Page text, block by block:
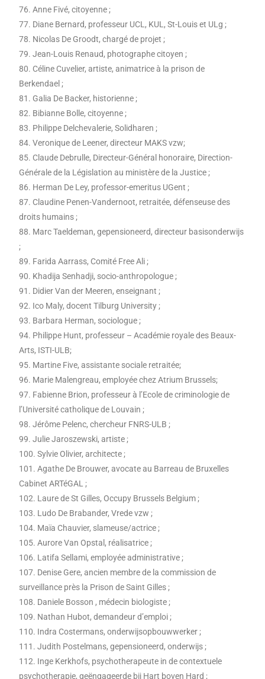
76. Anne Fivé, citoyenne ;
77. Diane Bernard, professeur UCL, KUL, St-Louis et ULg ;
78. Nicolas De Groodt, chargé de projet ;
79. Jean-Louis Renaud, photographe citoyen ;
80. Céline Cuvelier, artiste, animatrice à la prison de
Berkendael ;
81. Galia De Backer, historienne ;
82. Bibianne Bolle, citoyenne ;
83. Philippe Delchevalerie, Solidharen ;
84. Veronique de Leener, directeur MAKS vzw;
85. Claude Debrulle, Directeur-Général honoraire, Direction-
Générale de la Législation au ministère de la Justice ;
86. Herman De Ley, professor-emeritus UGent ;
87. Claudine Penen-Vandernoot, retraitée, défenseuse des
droits humains ;
88. Marc Taeldeman, gepensioneerd, directeur basisonderwijs
;
89. Farida Aarrass, Comité Free Ali ;
90. Khadija Senhadji, socio-anthropologue ;
91. Didier Van der Meeren, enseignant ;
92. Ico Maly, docent Tilburg University ;
93. Barbara Herman, sociologue ;
94. Philippe Hunt, professeur – Académie royale des Beaux-
Arts, ISTI-ULB;
95. Martine Five, assistante sociale retraitée;
96. Marie Malengreau, employée chez Atrium Brussels;
97. Fabienne Brion, professeur à l’Ecole de criminologie de
l’Université catholique de Louvain ;
98. Jérôme Pelenc, chercheur FNRS-ULB ;
99. Julie Jaroszewski, artiste ;
100. Sylvie Olivier, architecte ;
101. Agathe De Brouwer, avocate au Barreau de Bruxelles
Cabinet ARTéGAL ;
102. Laure de St Gilles, Occupy Brussels Belgium ;
103. Ludo De Brabander, Vrede vzw ;
104. Maïa Chauvier, slameuse/actrice ;
105. Aurore Van Opstal, réalisatrice ;
106. Latifa Sellami, employée administrative ;
107. Denise Gere, ancien membre de la commission de
surveillance près la Prison de Saint Gilles ;
108. Daniele Bosson , médecin biologiste ;
109. Nathan Hubot, demandeur d’emploi ;
110. Indra Costermans, onderwijsopbouwwerker ;
111. Judith Postelmans, gepensioneerd, onderwijs ;
112. Inge Kerkhofs, psychotherapeute in de contextuele
psychotherapie, geëngageerde bij Hart boven Hard ;